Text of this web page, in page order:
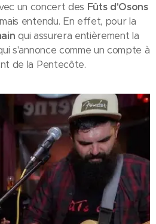
un concert des Fûts d'Osons
entendu. En effet, pour la
qui assurera entièrement la
s'annonce comme un compte à
de la Pentecôte.